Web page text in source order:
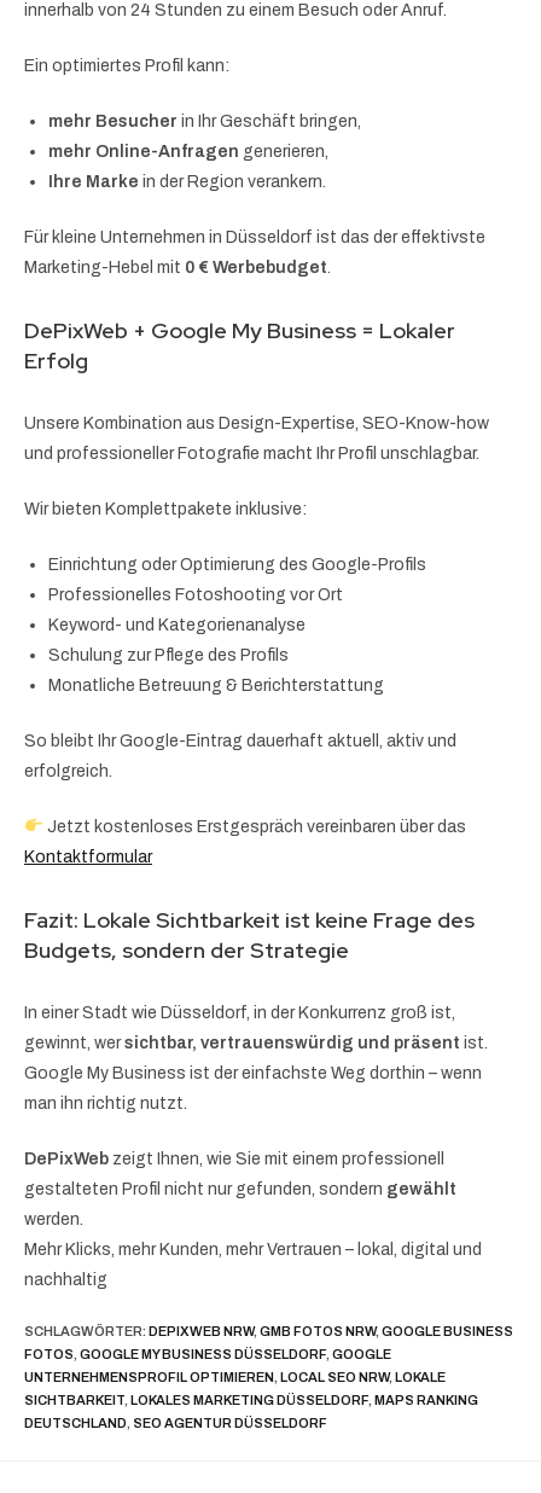
innerhalb von 24 Stunden zu einem Besuch oder Anruf.
Ein optimiertes Profil kann:
mehr Besucher in Ihr Geschäft bringen,
mehr Online-Anfragen generieren,
Ihre Marke in der Region verankern.
Für kleine Unternehmen in Düsseldorf ist das der effektivste
Marketing-Hebel mit 0 € Werbebudget
DePixWeb + Google My Business = Lokaler
Erfolg
Unsere Kombination aus Design-Expertise, SEO-Know-how
und professioneller Fotografie macht Ihr Profil unschlagbar.
Wir bieten Komplettpakete inklusive:
Einrichtung oder Optimierung des Google-Profils
Professionelles Fotoshooting vor Ort
Keyword- und Kategorienanalyse
Schulung zur Pflege des Profils
Monatliche Betreuung & Berichterstattung
So bleibt Ihr Google-Eintrag dauerhaft aktuell, aktiv und
erfolgreich.
Jetzt kostenloses Erstgespräch vereinbaren über das
Kontaktformular
Fazit: Lokale Sichtbarkeit ist keine Frage des
Budgets, sondern der Strategie
In einer Stadt wie Düsseldorf, in der Konkurrenz groß ist,
gewinnt, wersichtbar, vertrauenswürdig und präsent ist.
Google My Business ist der einfachste Weg dorthin – wenn
man ihn richtig nutzt.
DePixWeb zeigt Ihnen, wie Sie mit einem professionell
gestalteten Profil nicht nur gefunden, sondern gewählt
werden.
Mehr Klicks, mehr Kunden, mehr Vertrauen – lokal, digital und
nachhaltig
SCHLAGWÖRTER: DEPIXWEB NRW, GMB FOTOS NRW, GOOGLE BUSINESS
FOTOS GOOGLE MY BUSINESS DÜSSELDORF, GOOGLE
UNTERNEHMENSPROFIL OPTIMIEREN LOCAL SEO NRW, LOKALE
SICHTBARKEIT LOKALES MARKETING DÜSSELDORF, MAPS RANKING
DEUTSCHLAND SEO AGENTUR DÜSSELDORF